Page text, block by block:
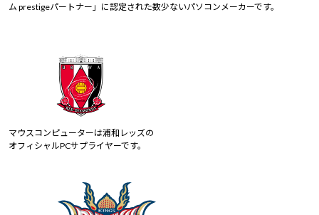
ム prestigeパートナー」に認定された数少ないパソコンメーカーです。
マウスコンピューターは浦和レッズの
オフィシャルPCサプライヤーです。